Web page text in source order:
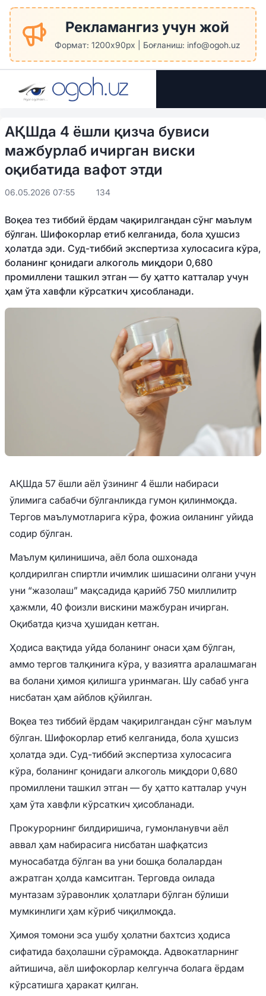
Рекламангиз учун жой
Формат: 1200x90px | Боғланиш: info@ogoh.uz
АҚШда 4 ёшли қизча бувиси
мажбурлаб ичирган виски
оқибатида вафот этди
06.05.2026 07:55 134
Воқеа тез тиббий ёрдам чақирилгандан сўнг маълум
бўлган. Шифокорлар етиб келганида, бола ҳушсиз
ҳолатда эди. Суд-тиббий экспертиза хулосасига кўра,
боланинг қонидаги алкоголь миқдори 0,680
промиллени ташкил этган — бу ҳатто катталар учун
ҳам ўта хавфли кўрсаткич ҳисобланади.
АҚШда 57 ёшли аёл ўзининг 4 ёшли набираси
ўлимига сабабчи бўлганликда гумон қилинмоқда.
Тергов маълумотларига кўра, фожиа оиланинг уйида
содир бўлган.
Маълум қилинишича, аёл бола ошхонада
қолдирилган спиртли ичимлик шишасини олгани учун
уни “жазолаш” мақсадида қарийб 750 миллилитр
ҳажмли, 40 фоизли вискини мажбуран ичирган.
Оқибатда қизча ҳушидан кетган.
Ҳодиса вақтида уйда боланинг онаси ҳам бўлган,
аммо тергов талқинига кўра, у вазиятга аралашмаган
ва болани ҳимоя қилишга уринмаган. Шу сабаб унга
нисбатан ҳам айблов қўйилган.
Воқеа тез тиббий ёрдам чақирилгандан сўнг маълум
бўлган. Шифокорлар етиб келганида, бола ҳушсиз
ҳолатда эди. Суд-тиббий экспертиза хулосасига
кўра, боланинг қонидаги алкоголь миқдори 0,680
промиллени ташкил этган — бу ҳатто катталар учун
ҳам ўта хавфли кўрсаткич ҳисобланади.
Прокурорнинг билдиришича, гумонланувчи аёл
аввал ҳам набирасига нисбатан шафқатсиз
муносабатда бўлган ва уни бошқа болалардан
ажратган ҳолда камситган. Терговда оилада
мунтазам зўравонлик ҳолатлари бўлган бўлиши
мумкинлиги ҳам кўриб чиқилмоқда.
Ҳимоя томони эса ушбу ҳолатни бахтсиз ҳодиса
сифатида баҳолашни сўрамоқда. Адвокатларнинг
айтишича, аёл шифокорлар келгунча болага ёрдам
кўрсатишга ҳаракат қилган.